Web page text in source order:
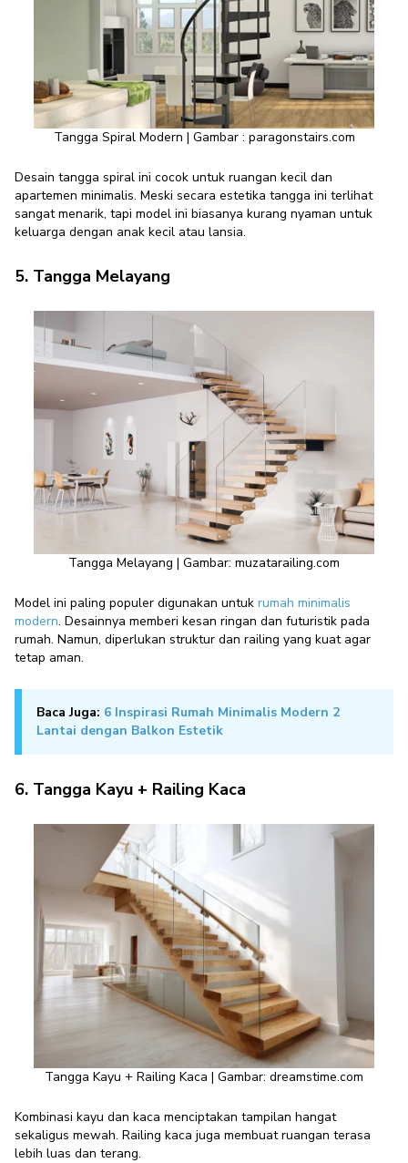
Tangga Spiral Modern | Gambar : paragonstairs.com
Desain tangga spiral ini cocok untuk ruangan kecil dan
apartemen minimalis. Meski secara estetika tangga ini terlihat
sangat menarik, tapi model ini biasanya kurang nyaman untuk
keluarga dengan anak kecil atau lansia.
5. Tangga Melayang
Tangga Melayang | Gambar: muzatarailing.com
Model ini paling populer digunakan untuk rumah minimalis
modern. Desainnya memberi kesan ringan dan futuristik pada
rumah. Namun, diperlukan struktur dan railing yang kuat agar
tetap aman.
Baca Juga: 6 Inspirasi Rumah Minimalis Modern 2
Lantai dengan Balkon Estetik
6. Tangga Kayu + Railing Kaca
Tangga Kayu + Railing Kaca | Gambar: dreamstime.com
Kombinasi kayu dan kaca menciptakan tampilan hangat
sekaligus mewah. Railing kaca juga membuat ruangan terasa
lebih luas dan terang.